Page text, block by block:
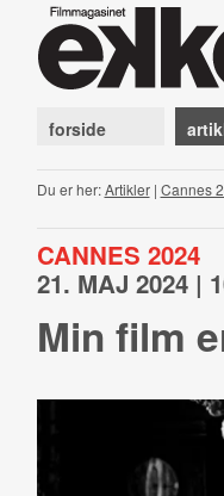
forside
Du er her:Artikler| Cannes
CANNES 2024
21. MAJ 2024 |
Min film